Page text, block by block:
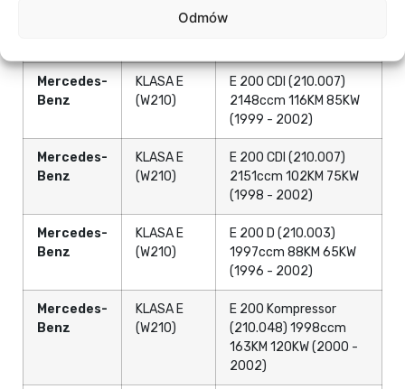
Odmów
Mercedes-
Benz
KLASA E
(W210)
E 200 CDI (210.007)
2148ccm 116KM 85KW
(1999 - 2002)
Mercedes-
Benz
KLASA E
(W210)
E 200 CDI (210.007)
2151ccm 102KM 75KW
(1998 - 2002)
Mercedes-
Benz
KLASA E
(W210)
E 200 D (210.003)
1997ccm 88KM 65KW
(1996 - 2002)
Mercedes-
Benz
KLASA E
(W210)
E 200 Kompressor
(210.048) 1998ccm
163KM 120KW (2000 -
2002)